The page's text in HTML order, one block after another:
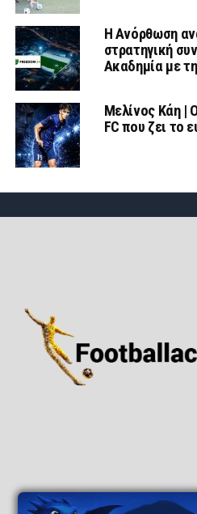
Η Ανόρθωση
στρατηγική
Ακαδημία με
Μελίνος Κάη |
FC που ζει το